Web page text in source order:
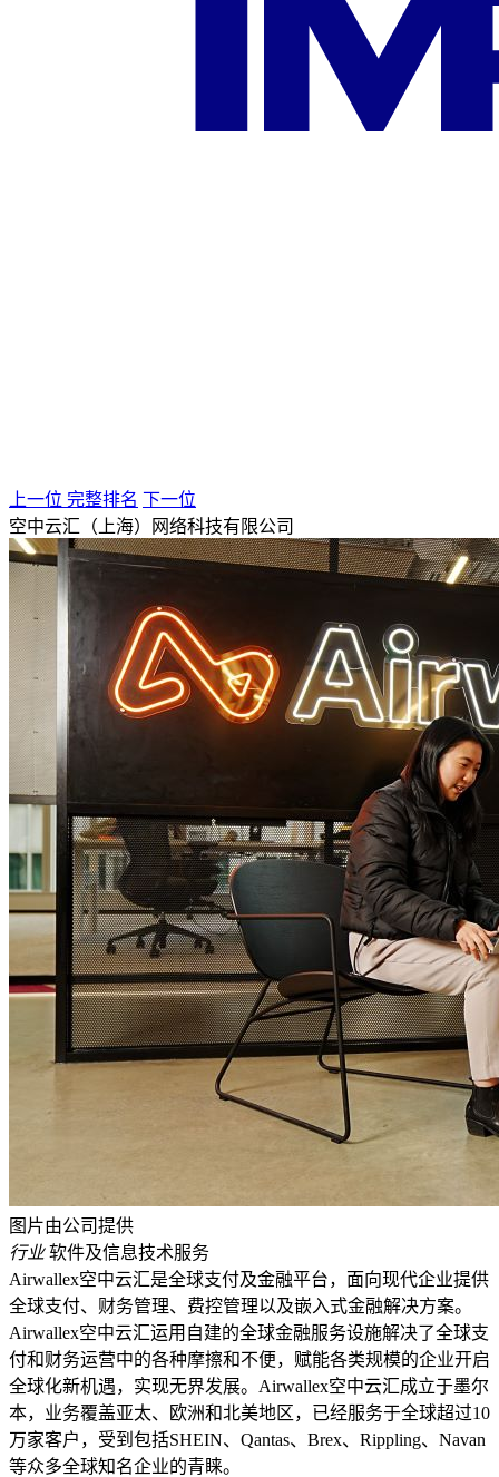
上一位 完整排名 下一位
空中云汇（上海）网络科技有限公司
图片由公司提供
行业 软件及信息技术服务
Airwallex空中云汇是全球支付及金融平台，面向现代企业提供
全球支付、财务管理、费控管理以及嵌入式金融解决方案。
Airwallex空中云汇运用自建的全球金融服务设施解决了全球支
付和财务运营中的各种摩擦和不便，赋能各类规模的企业开启
全球化新机遇，实现无界发展。Airwallex空中云汇成立于墨尔
本，业务覆盖亚太、欧洲和北美地区，已经服务于全球超过10
万家客户，受到包括SHEIN、Qantas、Brex、Rippling、Navan
等众多全球知名企业的青睐。